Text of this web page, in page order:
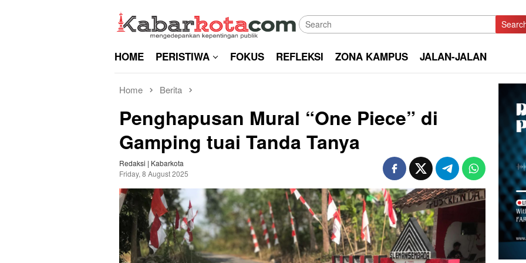
HOME PERISTIWA FOKUS REFLEKSI ZONA KAMPUS JALAN-JALAN
Home Berita
Penghapusan Mural “One Piece” di
Gamping tuai Tanda Tanya
Redaksi | Kabarkota
Friday, 8 August 2025